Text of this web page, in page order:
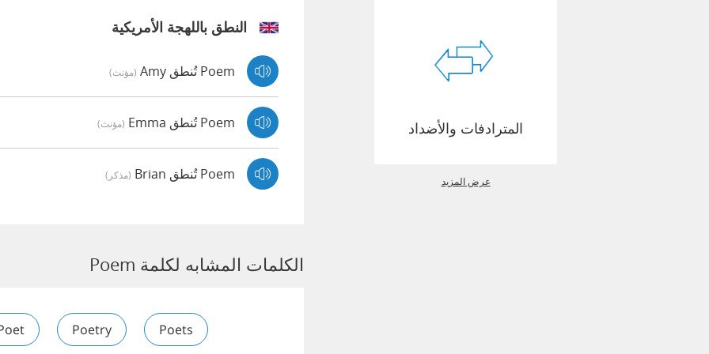
النطق باللهجة الأمريكية
Poem تُنطق Amy (مؤنث)
Poem تُنطق Emma (مؤنث)
Poem تُنطق Brian (مذكر)
الكلمات المشابه لكلمة Poem
Poetry Poets
المترادفات والأضداد
عرض المزيد